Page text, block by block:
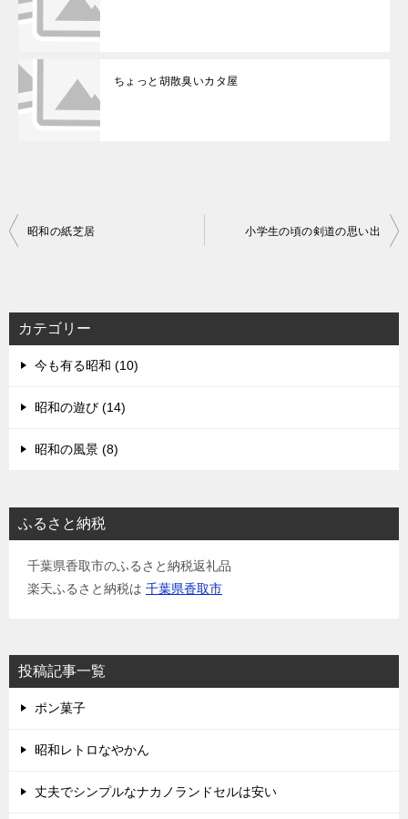
ちょっと胡散臭いカタ屋
投
ビ
ゲ
ー
シ
昭和の紙芝居 小学生の頃の剣道の思い出
カテゴリー
今も有る昭和 (10)
昭和の遊び (14)
昭和の風景 (8)
ふるさと納税
千葉県香取市のふるさと納税返礼品
楽天ふるさと納税は 千葉県香取市
投稿記事一覧
ポン菓子
昭和レトロなやかん
丈夫でシンプルなナカノランドセルは安い